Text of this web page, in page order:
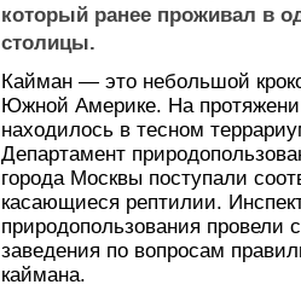
который ранее проживал в
столицы.
Кайман—это небольшой
Южной Америке. На
находилось в тесном
Департамент
города Москвы поступали
касающиеся рептилии.
природопользования провели
заведения по вопросам
каймана.